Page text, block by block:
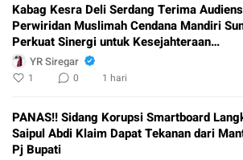
Kabag Kesra Deli Serdang Terima
Perwiridan Muslimah Cendana Mandiri
Perkuat Sinergi untuk Kesejahteraan
Masyarakat
YR Siregar
1 0 1 hari
PANAS!! Sidang Korupsi Smartboard
Saipul Abdi Klaim Dapat Tekanan dari
Pj Bupati